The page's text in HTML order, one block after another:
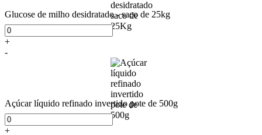
Glucose de milho desidratado - saco de 25kg
+
-
Açúcar líquido refinado invertido pote de 500g
+